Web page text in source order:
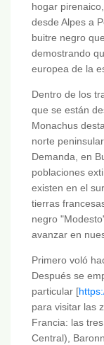
hogar
desde Alpes a
buitre negro
demostrando
europea de la
Dentro de los
que se están
Monachus
norte
Demanda, en
poblaciones
existen en el
tierras
negro
avanzar en
Primero voló
Después se
particular [
para visitar las
Francia: las
Central),